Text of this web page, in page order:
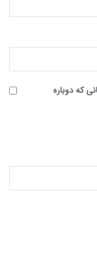
که دوباره